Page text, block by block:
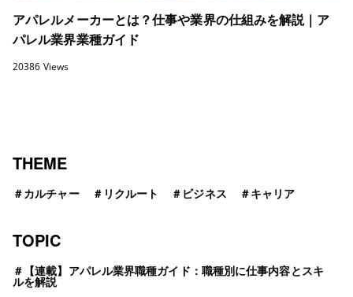
アパレルメーカーとは？仕事や業界の仕組みを解説｜ア
パレル業界業種ガイド
20386 Views
THEME
＃カルチャー ＃ リクルート ＃ ビジネス ＃キャリア
TOPIC
＃ 【連載】アパレル業界職種ガイド：職種別に仕事内容とスキ
ルを解説